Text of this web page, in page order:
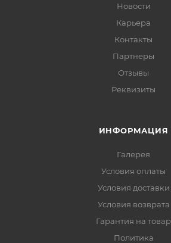
Новости
Карьера
Контакты
Партнеры
Отзывы
Реквизиты
ИНФОРМАЦИЯ
Галерея
Условия оплаты
Условия доставки
Условия возврата
Гарантия на товар
Политика